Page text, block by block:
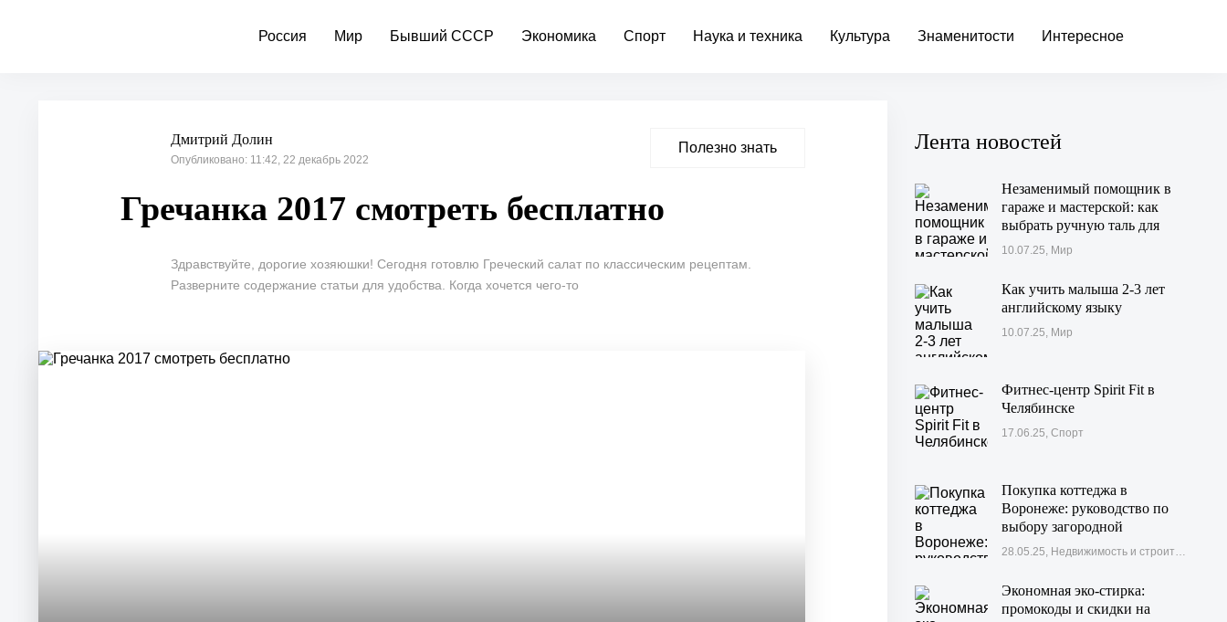
Россия Мир Бывший СССР Экономика Спорт Наука и техника Культура Знаменитости Интересное
Дмитрий Долин
Опубликовано: 11:42, 22 декабрь 2022
Полезно знать
Гречанка 2017 смотреть бесплатно
Здравствуйте, дорогие хозяюшки! Сегодня готовлю Греческий салат по классическим рецептам.
Разверните содержание статьи для удобства. Когда хочется чего-то
Лента новостей
Незаменимый помощник в
гараже и мастерской: как
выбрать ручную таль для
своих задач
10.07.25, Мир
Как учить малыша 2-3 лет
английскому языку
10.07.25, Мир
Фитнес-центр Spirit Fit в
Челябинске
17.06.25, Спорт
Покупка коттеджа в
Воронеже: руководство по
выбору загородной
недвижимости
28.05.25, Недвижимость и строительство
Экономная эко-стирка:
промокоды и скидки на